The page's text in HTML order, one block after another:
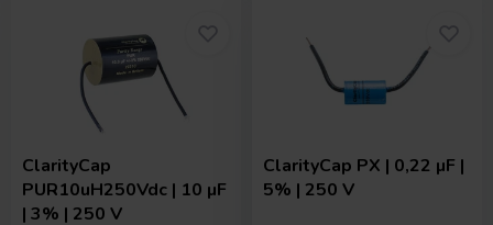
ClarityCap
PUR10uH250Vdc | 10 µF
| 3% | 250 V
ClarityCap PX | 0,22 µF |
5% | 250 V